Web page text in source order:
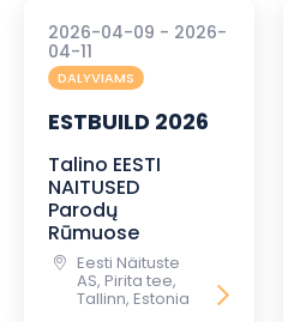
2026-04-09 - 2026-
04-11
DALYVIAMS
ESTBUILD 2026
Talino EESTI
NAITUSED
Parodų
Rūmuose
Eesti Näituste
AS, Pirita tee,
Tallinn, Estonia